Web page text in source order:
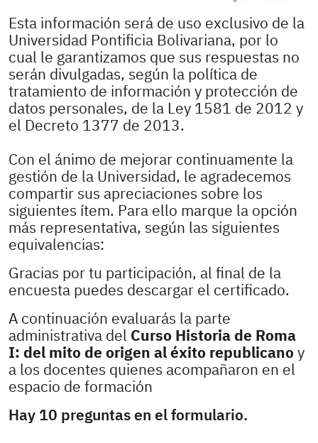
Esta información será de uso exclusivo de la
Universidad Pontificia Bolivariana, por lo
cual le garantizamos que sus respuestas no
serán divulgadas, según la política de
tratamiento de información y protección de
datos personales, de la Ley 1581 de 2012 y
el Decreto 1377 de 2013.
Con el ánimo de mejorar continuamente la
gestión de la Universidad, le agradecemos
compartir sus apreciaciones sobre los
siguientes ítem. Para ello marque la opción
más representativa, según las siguientes
equivalencias:
Gracias por tu participación, al final de la
encuesta puedes descargar el certificado.
A continuación evaluarás la parte
administrativa del Curso Historia de Roma
I: del mito de origen al éxito republicano y
a los docentes quienes acompañaron en el
espacio de formación
Hay 10 preguntas en el formulario.